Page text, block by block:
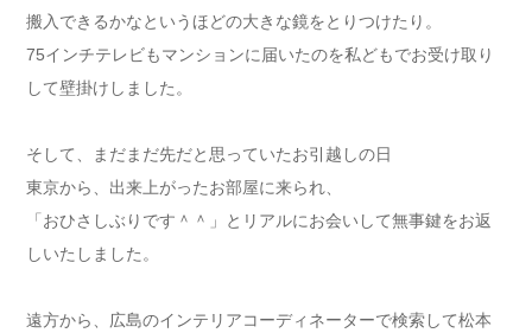
搬入できるかなというほどの大きな鏡をとりつけたり。
75インチテレビもマンションに届いたのを私どもでお受け取り
して壁掛けしました。
そして、まだまだ先だと思っていたお引越しの日
東京から、出来上がったお部屋に来られ、
「おひさしぶりです＾＾」とリアルにお会いして無事鍵をお返
しいたしました。
遠方から、広島のインテリアコーディネーターで検索して松本